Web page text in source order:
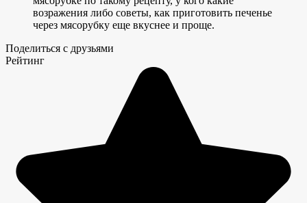
возражения либо советы, как приготовить печенье
через мясорубку еще вкуснее и проще.
Поделиться с друзьями
Рейтинг